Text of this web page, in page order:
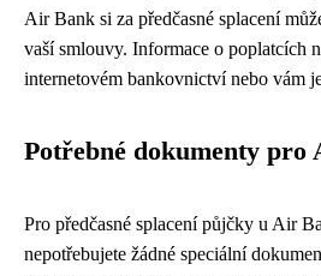
Air Bank si za předčasné splacení
vaší smlouvy. Informace o poplatcích
internetovém bankovnictví nebo vám
Potřebné dokumenty pro
Pro předčasné splacení půjčky u Air
nepotřebujete žádné speciální